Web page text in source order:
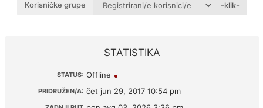
Korisničke grupe -klik-
STATISTIKA
STATUS: Offline
PRIDRUŽEN/A: čet jun 29, 2017 10:54 pm